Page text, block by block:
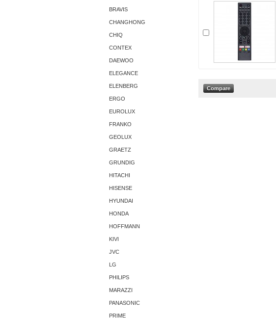
BRAVIS
CHANGHONG
CHIQ
CONTEX
DAEWOO
ELEGANCE
ELENBERG
ERGO
EUROLUX
FRANKO
GEOLUX
GRAETZ
GRUNDIG
HITACHI
HISENSE
HYUNDAI
HONDA
HOFFMANN
KIVI
JVC
LG
PHILIPS
MARAZZI
PANASONIC
PRIME